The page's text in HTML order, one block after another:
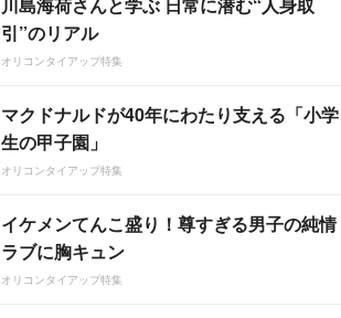
引”のリアル
オリコンタイアップ特集
マクドナルドが40年にわたり支える「小学
生の甲子園」
オリコンタイアップ特集
イケメンてんこ盛り！尊すぎる男子の純情
ラブに胸キュン
オリコンタイアップ特集